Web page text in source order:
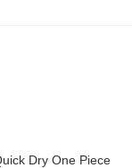
Dry One Piece